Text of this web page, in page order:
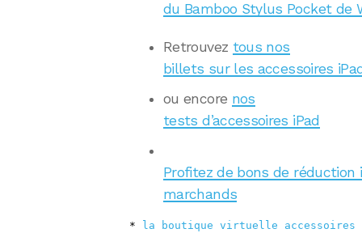
du Bamboo Stylus Pocket de
Retrouvez tous nos
billets sur les accessoires
ou encore nos
tests d’accessoires iPad
Profitez de bons de réduction
marchands
* la boutique virtuelle accessoires